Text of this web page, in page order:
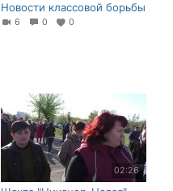
Новости классовой борьбы
6 0 0
02:26